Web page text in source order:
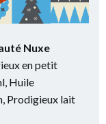
Nuxe
en petit
Huile
Prodigieux lait